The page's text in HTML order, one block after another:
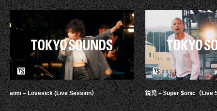
aimi – Lovesick (Live Session） 鋭児 – $uper $onic（Live